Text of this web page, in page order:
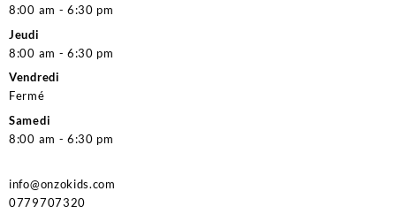
8:00 am - 6:30 pm
Jeudi
8:00 am - 6:30 pm
Vendredi
Fermé
Samedi
8:00 am - 6:30 pm
info@onzokids.com
0779707320